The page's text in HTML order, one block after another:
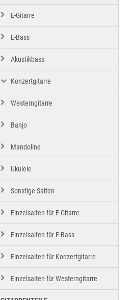
E-Gitarre
E-Bass
Akustikbass
Konzertgitarre
Westerngitarre
Banjo
Mandoline
Ukulele
Sonstige Saiten
Einzelsaiten für E-Gitarre
Einzelsaiten für E-Bass
Einzelsaiten für Konzertgitarre
Einzelsaiten für Westerngitarre